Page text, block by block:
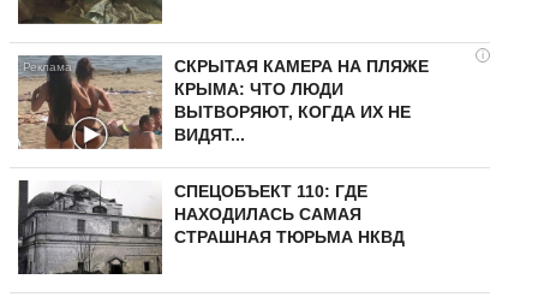
i
СКРЫТАЯ КАМЕРА НА ПЛЯЖЕ
КРЫМА: ЧТО ЛЮДИ
ВЫТВОРЯЮТ, КОГДА ИХ НЕ
ВИДЯТ...
СПЕЦОБЪЕКТ 110: ГДЕ
НАХОДИЛАСЬ САМАЯ
СТРАШНАЯ ТЮРЬМА НКВД